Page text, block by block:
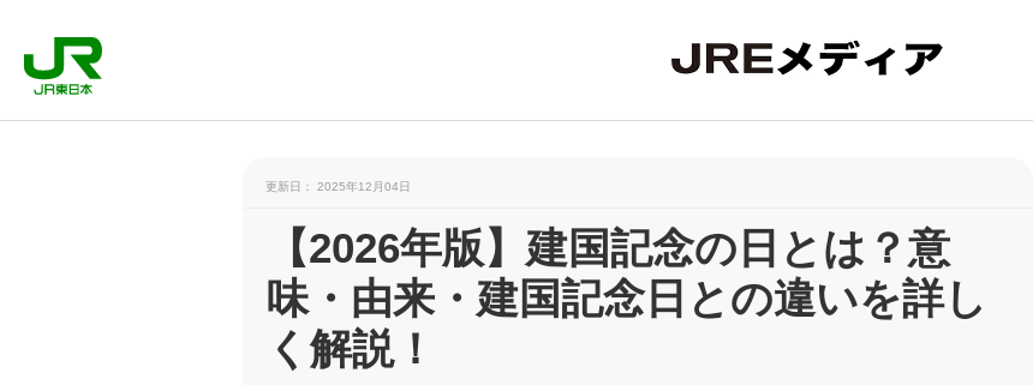
更新日： 2025年12月04日
【2026年版】建国記念の日とは？意
味・由来・建国記念日との違いを詳し
く解説！